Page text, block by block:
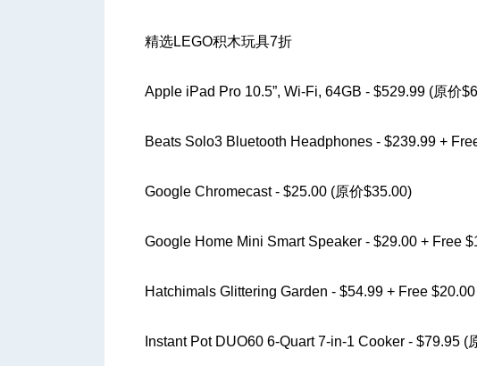
精选LEGO积木玩具7折
Apple iPad Pro 10.5”, Wi-Fi, 64GB - $529.99 (原价
Beats Solo3 Bluetooth Headphones - $239.99 +
Google Chromecast - $25.00 (原价$35.00)
Google Home Mini Smart Speaker - $29.00 + Free
Hatchimals Glittering Garden - $54.99 + Free
Instant Pot DUO60 6-Quart 7-in-1 Cooker - $79.95 (